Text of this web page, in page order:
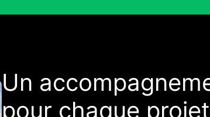
Un
pour chaque projet